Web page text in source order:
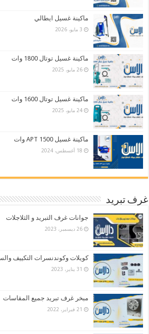
ماكينة غسيل ايطالي
3 مايو، 2026
ماكينة غسيل توتال 1800 وات
26 مايو، 2025
ماكينة غسيل توتال 1600 وات
24 مايو، 2025
ماكينة غسيل APT 1500 وات
18 أغسطس، 2024
غرف تبريد
جوانات غرف التبريد و الثلاجلات
26 ديسمبر، 2023
كويلات وكوندنسرات التكييف
31 يناير، 2023
مبخر غرف تبريد جميع المقاسات
21 فبراير، 2022